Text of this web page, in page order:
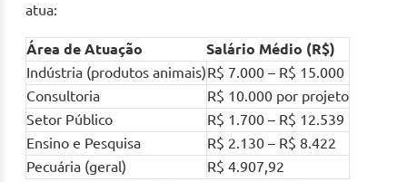
atua:
Área de Atuação
Salário Médio (R$)
Indústria (produtos animais)R$ 7.000 – R$ 15.000
Consultoria
R$ 10.000 por projeto
Setor Público
R$ 1.700 – R$ 12.539
Ensino e Pesquisa
R$ 2.130 – R$ 8.422
Pecuária (geral)
R$ 4.907,92